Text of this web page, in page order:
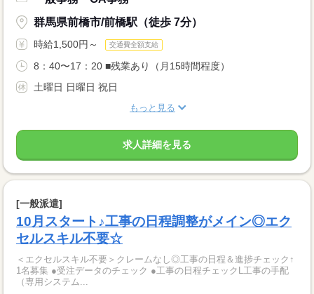
群馬県前橋市/前橋駅（徒歩 7分）
時給1,500円～ 交通費全額支給
8：40〜17：20 ■残業あり（月15時間程度）
土曜日 日曜日 祝日
もっと見る
求人詳細を見る
[一般派遣]
10月スタート♪工事の日程調整がメイン◎エク
セルスキル不要☆
＜エクセルスキル不要＞クレームなし◎工事の日程＆進捗チェック↑
1名募集 ●受注データのチェック ●工事の日程チェックL工事の手配
（専用システム...